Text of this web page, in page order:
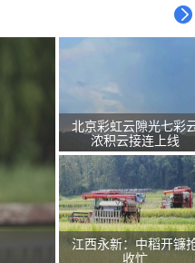
北京彩虹云隙光七彩
浓积云接连上线
江西永新：中稻开镰
收忙